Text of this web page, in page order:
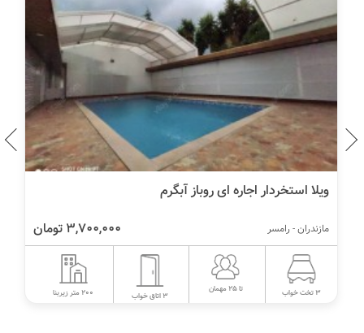
ویلا استخردار اجاره ای روباز آبگرم
3,700,000 تومان مازندران - رامسر
3 تخت خواب تا 25 مهمان
3 اتاق خواب 200 متر زیربنا